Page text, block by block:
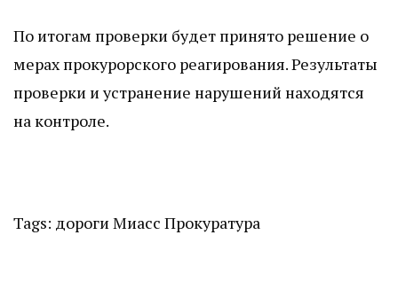
По итогам проверки будет принято решение о
мерах прокурорского реагирования. Результаты
проверки и устранение нарушений находятся
на контроле.
Tags: дороги Миасс Прокуратура